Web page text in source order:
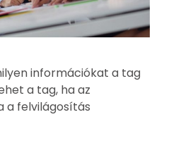
információkat a tag
a tag, ha az
a felvilágosítás